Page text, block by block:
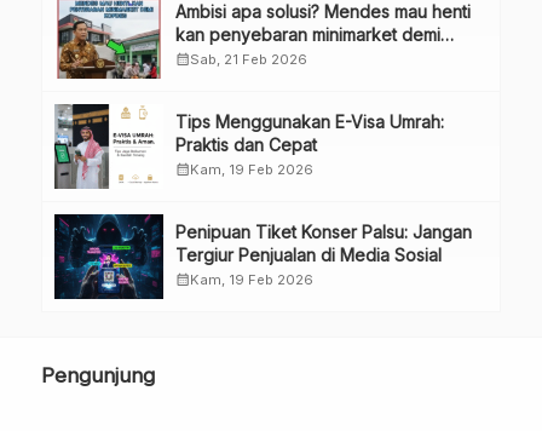
Ambisi apa solusi? Mendes mau henti
kan penyebaran minimarket demi
kopdes.
calendar_monthSab, 21 Feb 2026
Tips Menggunakan E-Visa Umrah:
Praktis dan Cepat
calendar_monthKam, 19 Feb 2026
Penipuan Tiket Konser Palsu: Jangan
Tergiur Penjualan di Media Sosial
calendar_monthKam, 19 Feb 2026
Pengunjung